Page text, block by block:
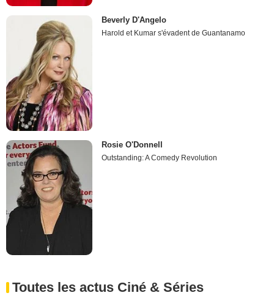
Beverly D'Angelo
Harold et Kumar s'évadent de Guantanamo
Rosie O'Donnell
Outstanding: A Comedy Revolution
Toutes les actus Ciné & Séries